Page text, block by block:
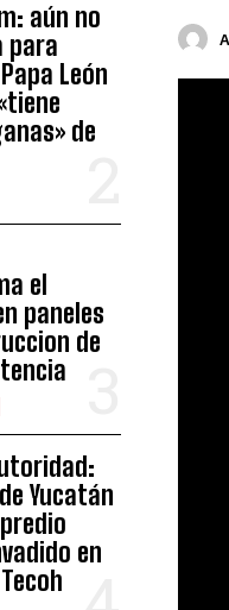
aún no
para
León
de
el
paneles
de
Yucatán
en